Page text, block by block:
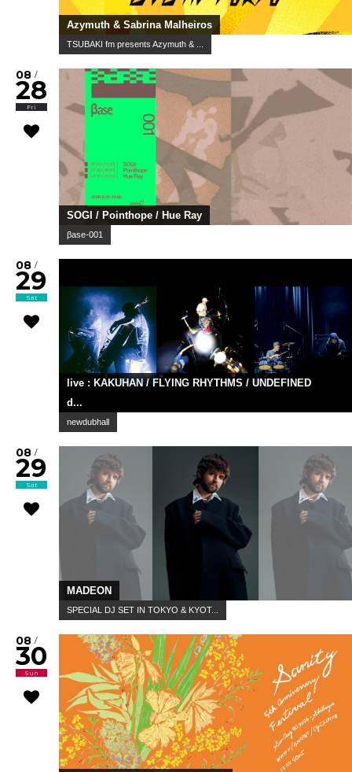
Azymuth & Sabrina Malheiros
TSUBAKI fm presents Azymuth & ...
08 /
28
Fri
SOGI / Pointhope / Hue Ray
βase-001
08 /
29
Sat
live : KAKUHAN / FLYING RHYTHMS / UNDEFINED
d...
newdubhall
08 /
29
Sat
MADEON
SPECIAL DJ SET IN TOKYO & KYOT...
08 /
30
Sun